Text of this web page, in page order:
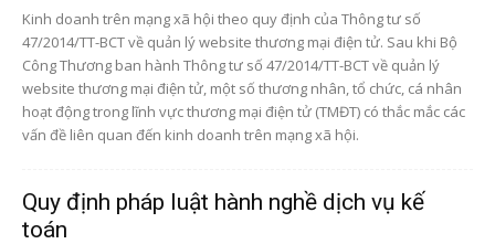
Kinh doanh trên mạng xã hội theo quy định của Thông tư số
47/2014/TT-BCT về quản lý website thương mại điện tử. Sau khi Bộ
Công Thương ban hành Thông tư số 47/2014/TT-BCT về quản lý
website thương mại điện tử, một số thương nhân, tổ chức, cá nhân
hoạt động trong lĩnh vực thương mại điện tử (TMĐT) có thắc mắc các
vấn đề liên quan đến kinh doanh trên mạng xã hội.
Quy định pháp luật hành nghề dịch vụ kế
toán